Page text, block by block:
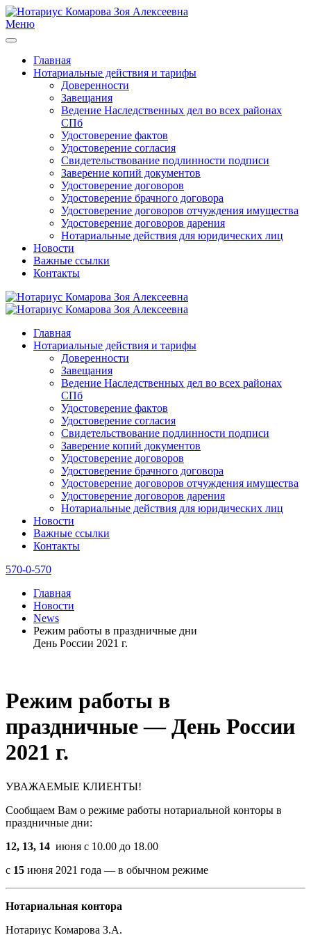
Меню
Главная
Нотариальные действия и тарифы
Доверенности
Завещания
Ведение Наследственных дел во всех районах
СПб
Удостоверение фактов
Удостоверение согласия
Свидетельствование подлинности подписи
Заверение копий документов
Удостоверение договоров
Удостоверение брачного договора
Удостоверение договоров отчуждения имущества
Удостоверение договоров дарения
Нотариальные действия для юридических лиц
Новости
Важные ссылки
Контакты
Главная
Нотариальные действия и тарифы
Доверенности
Завещания
Ведение Наследственных дел во всех районах
СПб
Удостоверение фактов
Удостоверение согласия
Свидетельствование подлинности подписи
Заверение копий документов
Удостоверение договоров
Удостоверение брачного договора
Удостоверение договоров отчуждения имущества
Удостоверение договоров дарения
Нотариальные действия для юридических лиц
Новости
Важные ссылки
Контакты
570-0-570
Главная
Новости
News
Режим работы в праздничные дни
День России 2021 г.
Режим работы в
праздничные — День России
2021 г.
УВАЖАЕМЫЕ КЛИЕНТЫ!
Сообщаем Вам о режиме работы нотариальной конторы в
праздничные дни:
12, 13, 14 июня с 10.00 до 18.00
с 15 июня 2021 года — в обычном режиме
Нотариальная контора
Нотариус Комарова З.А.